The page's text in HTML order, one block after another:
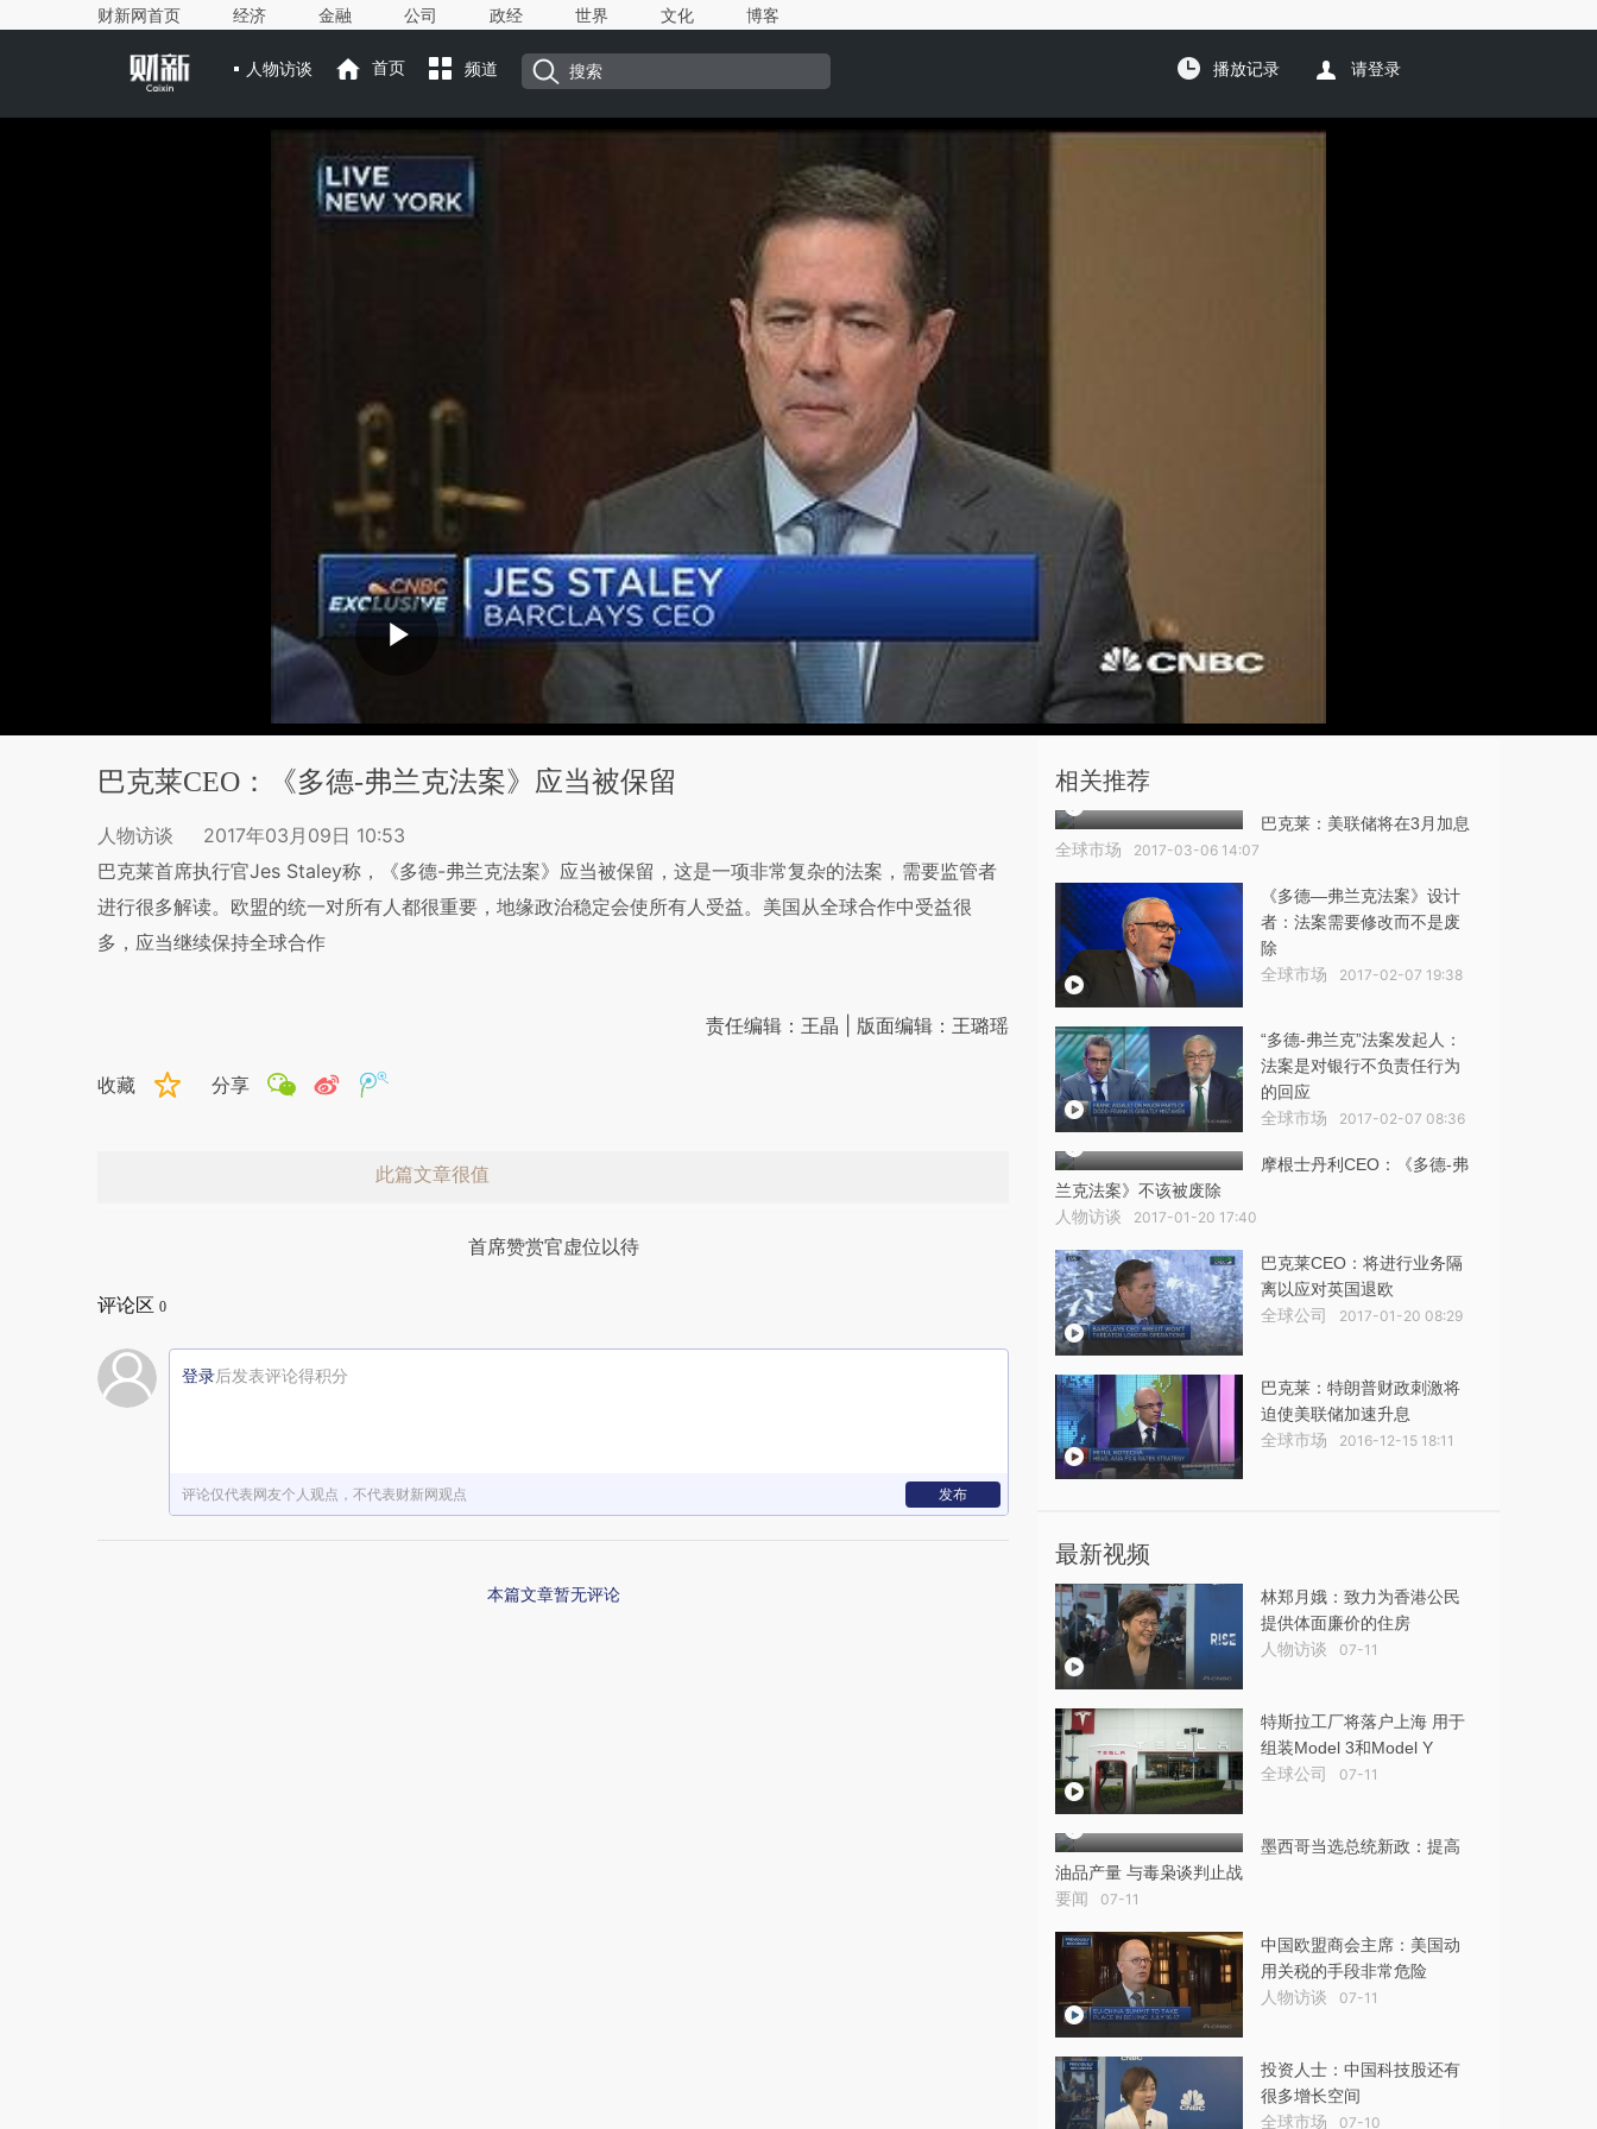
财新网首页 经济 金融 公司 政经 世界 文化 博客
人物访谈 首页 频道 播放记录 请登录
巴克莱CEO：《多德-弗兰克法案》应当被保留
人物访谈
2017年03月09日 10:53
巴克莱首席执行官Jes Staley称，《多德-弗兰克法案》应当被保留，这是一项非常复杂的法案，需要监管者
进行很多解读。欧盟的统一对所有人都很重要，地缘政治稳定会使所有人受益。美国从全球合作中受益很
多，应当继续保持全球合作
责任编辑：王晶 | 版面编辑：王璐瑶
收藏 分享
此篇文章很值
首席赞赏官虚位以待
评论区 0
登录后发表评论得积分
评论仅代表网友个人观点，不代表财新网观点 发布
本篇文章暂无评论
相关推荐
巴克莱：美联储将在3月加息
全球市场 2017-03-06 14:07
《多德—弗兰克法案》设计
者：法案需要修改而不是废
除
全球市场 2017-02-07 19:38
“多德-弗兰克”法案发起人：
法案是对银行不负责任行为
的回应
全球市场 2017-02-07 08:36
摩根士丹利CEO：《多德-弗
兰克法案》不该被废除
人物访谈 2017-01-20 17:40
巴克莱CEO：将进行业务隔
离以应对英国退欧
全球公司 2017-01-20 08:29
巴克莱：特朗普财政刺激将
迫使美联储加速升息
全球市场 2016-12-15 18:11
最新视频
林郑月娥：致力为香港公民
提供体面廉价的住房
人物访谈 07-11
特斯拉工厂将落户上海 用于
组装Model 3和Model Y
全球公司 07-11
墨西哥当选总统新政：提高
油品产量 与毒枭谈判止战
要闻 07-11
中国欧盟商会主席：美国动
用关税的手段非常危险
人物访谈 07-11
投资人士：中国科技股还有
很多增长空间
全球市场 07-10